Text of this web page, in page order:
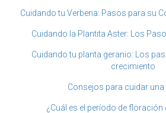
Cuidando tu Verbena: Pasos para su
Cuidando la Plantita Aster: Los
Cuidando tu planta geranio: Los
crecimiento
Consejos para cuidar una
¿Cuál es el período de floración